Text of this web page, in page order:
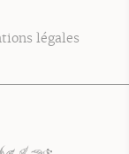
légales